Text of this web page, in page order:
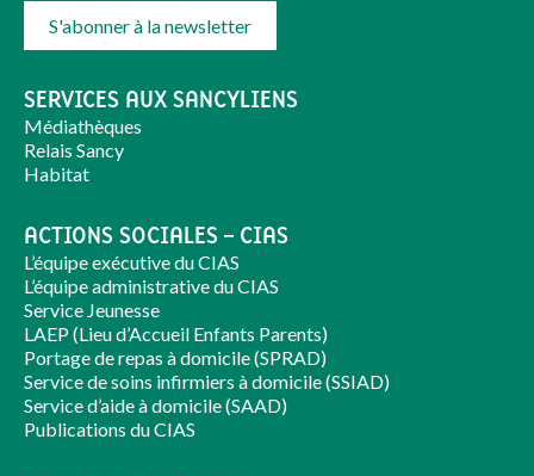
S'abonner à la newsletter
SERVICES AUX SANCYLIENS
Médiathèques
Relais Sancy
Habitat
ACTIONS SOCIALES – CIAS
L’équipe exécutive du CIAS
L’équipe administrative du CIAS
Service Jeunesse
LAEP (Lieu d’Accueil Enfants Parents)
Portage de repas à domicile (SPRAD)
Service de soins infirmiers à domicile (SSIAD)
Service d’aide à domicile (SAAD)
Publications du CIAS